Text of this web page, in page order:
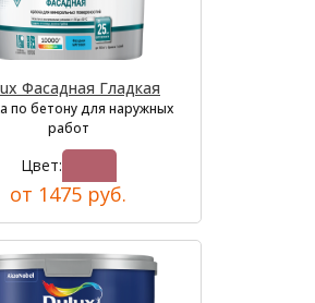
Фасадная Гладкая
по бетону для наружных
работ
Цвет:
от 1475 руб.